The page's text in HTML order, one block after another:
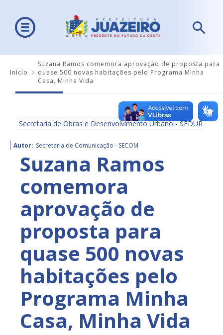
Início
Suzana Ramos comemora aprovação de proposta para
quase 500 novas habitações pelo Programa Minha
Casa, Minha Vida
Secretaria de Obras e Desenvolvimento Urbano - SEDUR
Autor: Secretaria de Comunicação - SECOM
Suzana Ramos
comemora
aprovação de
proposta para
quase 500 novas
habitações pelo
Programa Minha
Casa, Minha Vida